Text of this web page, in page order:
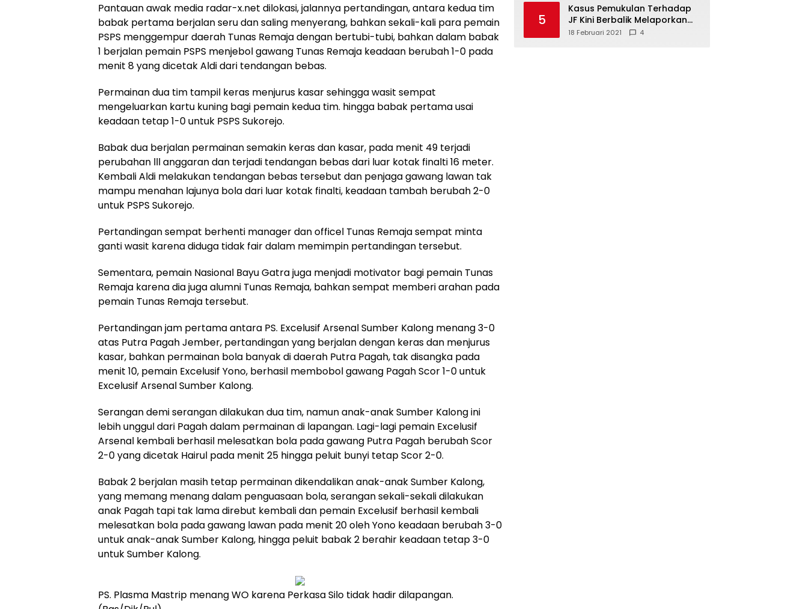
Pantauan awak media radar-x.net dilokasi, jalannya pertandingan, antara kedua tim
babak pertama berjalan seru dan saling menyerang, bahkan sekali-kali para pemain
PSPS menggempur daerah Tunas Remaja dengan bertubi-tubi, bahkan dalam babak
1 berjalan pemain PSPS menjebol gawang Tunas Remaja keadaan berubah 1-0 pada
menit 8 yang dicetak Aldi dari tendangan bebas.
Permainan dua tim tampil keras menjurus kasar sehingga wasit sempat
mengeluarkan kartu kuning bagi pemain kedua tim. hingga babak pertama usai
keadaan tetap 1-0 untuk PSPS Sukorejo.
Babak dua berjalan permainan semakin keras dan kasar, pada menit 49 terjadi
perubahan lll anggaran dan terjadi tendangan bebas dari luar kotak finalti 16 meter.
Kembali Aldi melakukan tendangan bebas tersebut dan penjaga gawang lawan tak
mampu menahan lajunya bola dari luar kotak finalti, keadaan tambah berubah 2-0
untuk PSPS Sukorejo.
Pertandingan sempat berhenti manager dan officel Tunas Remaja sempat minta
ganti wasit karena diduga tidak fair dalam memimpin pertandingan tersebut.
Sementara, pemain Nasional Bayu Gatra juga menjadi motivator bagi pemain Tunas
Remaja karena dia juga alumni Tunas Remaja, bahkan sempat memberi arahan pada
pemain Tunas Remaja tersebut.
Pertandingan jam pertama antara PS. Excelusif Arsenal Sumber Kalong menang 3-0
atas Putra Pagah Jember, pertandingan yang berjalan dengan keras dan menjurus
kasar, bahkan permainan bola banyak di daerah Putra Pagah, tak disangka pada
menit 10, pemain Excelusif Yono, berhasil membobol gawang Pagah Scor 1-0 untuk
Excelusif Arsenal Sumber Kalong.
Serangan demi serangan dilakukan dua tim, namun anak-anak Sumber Kalong ini
lebih unggul dari Pagah dalam permainan di lapangan. Lagi-lagi pemain Excelusif
Arsenal kembali berhasil melesatkan bola pada gawang Putra Pagah berubah Scor
2-0 yang dicetak Hairul pada menit 25 hingga peluit bunyi tetap Scor 2-0.
Babak 2 berjalan masih tetap permainan dikendalikan anak-anak Sumber Kalong,
yang memang menang dalam penguasaan bola, serangan sekali-sekali dilakukan
anak Pagah tapi tak lama direbut kembali dan pemain Excelusif berhasil kembali
melesatkan bola pada gawang lawan pada menit 20 oleh Yono keadaan berubah 3-0
untuk anak-anak Sumber Kalong, hingga peluit babak 2 berahir keadaan tetap 3-0
untuk Sumber Kalong.
PS. Plasma Mastrip menang WO karena Perkasa Silo tidak hadir dilapangan.
5
Kasus Pemukulan Terhadap
JF Kini Berbalik Melaporkan
Pelapor, Kuasa Hukum
18 Februari 2021 4